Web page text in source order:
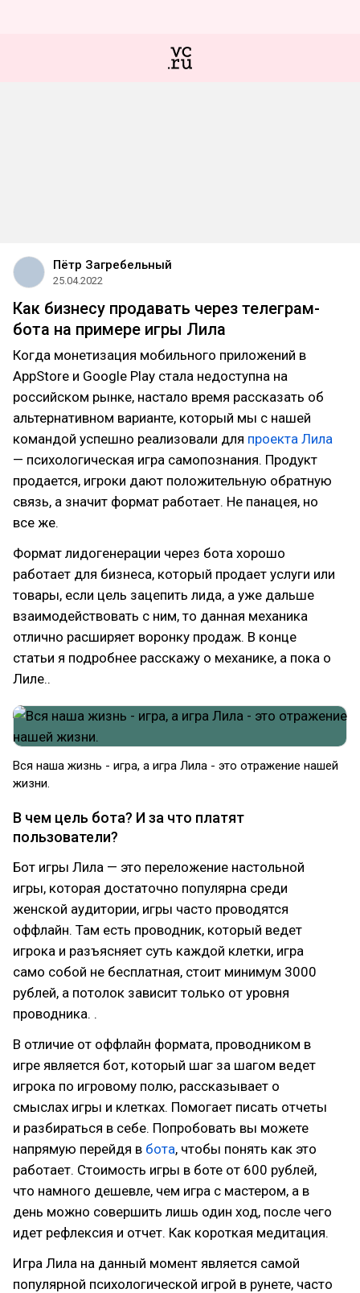
Пётр Загребельный
25.04.2022
Как бизнесу продавать через телеграм-
бота на примере игры Лила
Когда монетизация мобильного приложений в
AppStore и Google Play стала недоступна на
российском рынке, настало время рассказать об
альтернативном варианте, который мы с нашей
командой успешно реализовали для проекта Лила
— психологическая игра самопознания. Продукт
продается, игроки дают положительную обратную
связь, а значит формат работает. Не панацея, но
все же.
Формат лидогенерации через бота хорошо
работает для бизнеса, который продает услуги или
товары, если цель зацепить лида, а уже дальше
взаимодействовать с ним, то данная механика
отлично расширяет воронку продаж. В конце
статьи я подробнее расскажу о механике, а пока о
Лиле..
Вся наша жизнь - игра, а игра Лила - это отражение нашей
жизни.
В чем цель бота? И за что платят
пользователи?
Бот игры Лила — это переложение настольной
игры, которая достаточно популярна среди
женской аудитории, игры часто проводятся
оффлайн. Там есть проводник, который ведет
игрока и разъясняет суть каждой клетки, игра
само собой не бесплатная, стоит минимум 3000
рублей, а потолок зависит только от уровня
проводника. .
В отличие от оффлайн формата, проводником в
игре является бот, который шаг за шагом ведет
игрока по игровому полю, рассказывает о
смыслах игры и клетках. Помогает писать отчеты
и разбираться в себе. Попробовать вы можете
напрямую перейдя в бота, чтобы понять как это
работает. Стоимость игры в боте от 600 рублей,
что намного дешевле, чем игра с мастером, а в
день можно совершить лишь один ход, после чего
идет рефлексия и отчет. Как короткая медитация.
Игра Лила на данный момент является самой
популярной психологической игрой в рунете, часто